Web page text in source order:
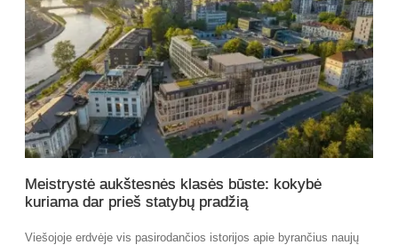
Meistrystė aukštesnės klasės būste: kokybė
kuriama dar prieš statybų pradžią
Viešojoje erdvėje vis pasirodančios istorijos apie byrančius naujų